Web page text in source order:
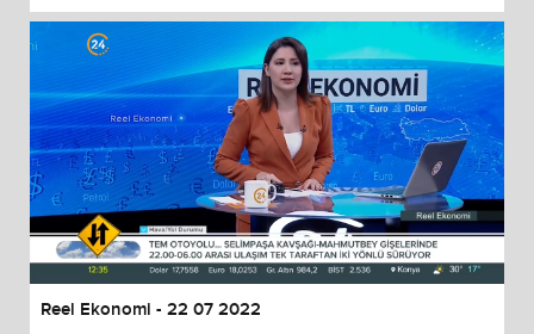
Reel Ekonomi - 22 07 2022